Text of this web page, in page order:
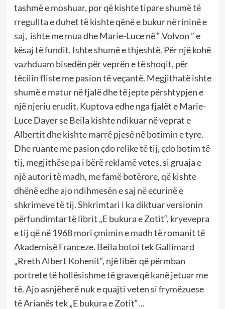
tashmë e moshuar, por që kishte tipare shumë të
rregullta e duhet të kishte qënë e bukur në rininë e
saj, ishte me mua dhe Marie-Luce në “ Volvon ” e
kësaj të fundit. Ishte shumë e thjeshtë. Për një kohë
vazhduam bisedën për veprën e të shoqit, për
tëcilin fliste me pasion të veçantë. Megjithatë ishte
shumë e matur në fjalë dhe të jepte përshtypjen e
një njeriu erudit. Kuptova edhe nga fjalët e Marie-
Luce Dayer se Beila kishte ndikuar në veprat e
Albertit dhe kishte marrë pjesë në botimin e tyre.
Dhe ruante me pasion çdo relike të tij, çdo botim të
tij, megjithëse pa i bërë reklamë vetes, si gruaja e
një autori të madh, me famë botërore, që kishte
dhënë edhe ajo ndihmesën e saj në ecurinë e
shkrimeve të tij. Shkrimtari i ka diktuar versionin
përfundimtar të librit „E bukura e Zotit“, kryevepra
e tij që në 1968 mori çmimin e madh të romanit të
Akademisë Franceze. Beila botoi tek Gallimard
„Rreth Albert Kohenit“, një libër që përmban
portrete të hollësishme të grave që kanë jetuar me
të. Ajo asnjëherë nuk e quajti veten si frymëzuese
të Arianës tek „E bukura e Zotit“…